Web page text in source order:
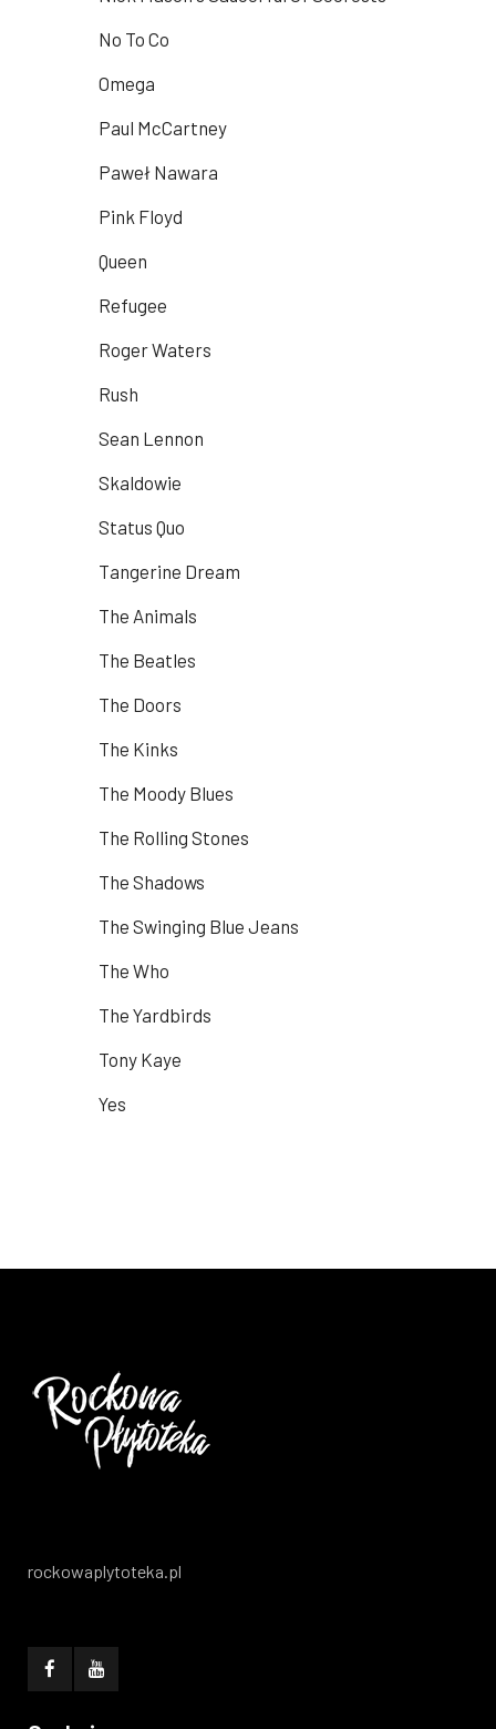
No To Co
Omega
Paul McCartney
Paweł Nawara
Pink Floyd
Queen
Refugee
Roger Waters
Rush
Sean Lennon
Skaldowie
Status Quo
Tangerine Dream
The Animals
The Beatles
The Doors
The Kinks
The Moody Blues
The Rolling Stones
The Shadows
The Swinging Blue Jeans
The Who
The Yardbirds
Tony Kaye
Yes
rockowaplytoteka.pl